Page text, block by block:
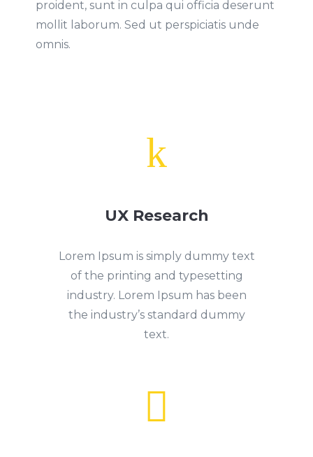
proident, sunt in culpa qui officia deserunt
mollit laborum. Sed ut perspiciatis unde
omnis.
k
UX Research
Lorem Ipsum is simply dummy text
of the printing and typesetting
industry. Lorem Ipsum has been
the industry’s standard dummy
text.
